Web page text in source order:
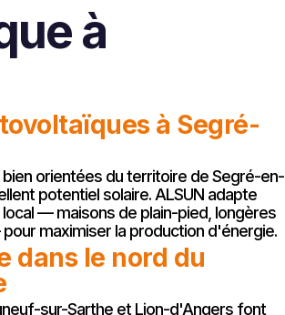
à
à Segré-
orientées du territoire de Segré-en-
potentiel solaire. ALSUN adapte
local — maisons de plain-pied, longères
maximiser la production d'énergie.
dans le nord du
sur-Sarthe et Lion-d'Angers font